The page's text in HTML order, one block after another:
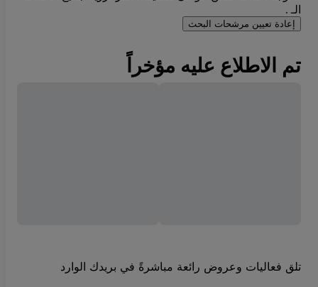
الـ .
إعادة تعيين مرشحات البحث
تم الاطلاع عليه مؤخراً
تلق فعاليات وعروض رائعة مباشرةً في بريدك الوارد